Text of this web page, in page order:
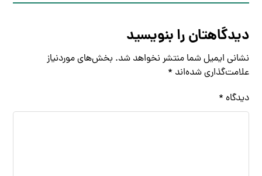
دیدگاهتان را بنویسید
نشانی ایمیل شما منتشر نخواهد شد. بخش‌های موردنیاز
علامت‌گذاری شده‌اند *
دیدگاه *